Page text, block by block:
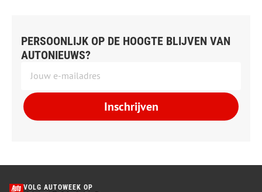
PERSOONLIJK OP DE HOOGTE BLIJVEN VAN
AUTONIEUWS?
Inschrijven
VOLG AUTOWEEK OP